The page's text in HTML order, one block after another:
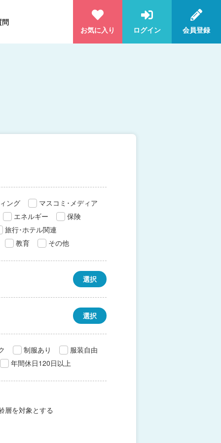
問
お気に入り
ログイン 会員登録
ング
マスコミ･メディア
エネルギー
保険
旅行･ホテル関連
教育
その他
選択
選択
制服あり
服装自由
年間休日120日以上
層を対象とする